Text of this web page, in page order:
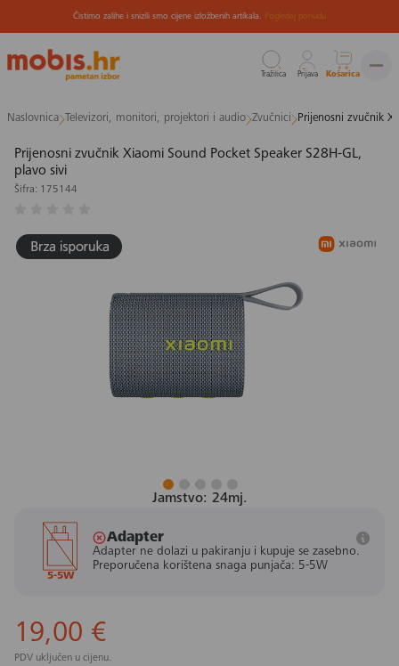
na
Čistimo zalihe i snizili smo cijene izložbenih artikala. Pogledaj ponudu
Tražilica Prijava Košarica
Naslovnica Televizori, monitori, projektori i audio Zvučnici Prijenosni zvučnik
Prijenosni zvučnik Xiaomi Sound Pocket Speaker S28H-GL,
plavo sivi
Šifra: 175144
Jamstvo: 24mj.
5-5W
Adapter
Adapter ne dolazi u pakiranju i kupuje se zasebno.
Preporučena korištena snaga punjača: 5-5W
19,00 €
PDV uključen u cijenu.